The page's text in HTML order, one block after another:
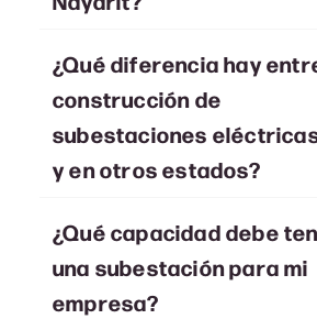
¿Qué diferencia hay
construcción de
subestaciones
y en otros estados?
¿Qué capacidad debe
una subestación para mi
empresa?